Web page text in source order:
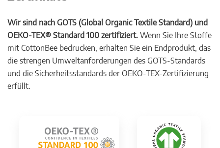
Wir sind nach GOTS (Global Organic Textile Standard) und
OEKO-TEX® Standard 100 zertifiziert. Wenn Sie Ihre Stoffe
mit CottonBee bedrucken, erhalten Sie ein Endprodukt, das
die strengen Umweltanforderungen des GOTS-Standards
und die Sicherheitsstandards der OEKO-TEX-Zertifizierung
erfüllt.